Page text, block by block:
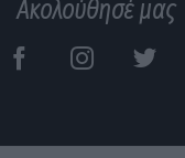
Ακολούθησέ μας